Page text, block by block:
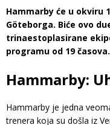
Hammarby će u okviru
Göteborga. Biće ovo
trinaestoplasirane
programu od 19 časova.
Hammarby:
Hammarby je jedna
trenera koja su došla iz